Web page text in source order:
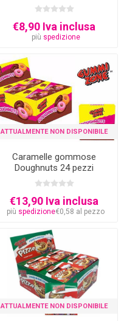
€8,90 Iva inclusa
più spedizione
ATTUALMENTE NON DISPONIBILE
Caramelle gommose
Doughnuts 24 pezzi
€13,90 Iva inclusa
più spedizione€0,58 al pezzo
ATTUALMENTE NON DISPONIBILE